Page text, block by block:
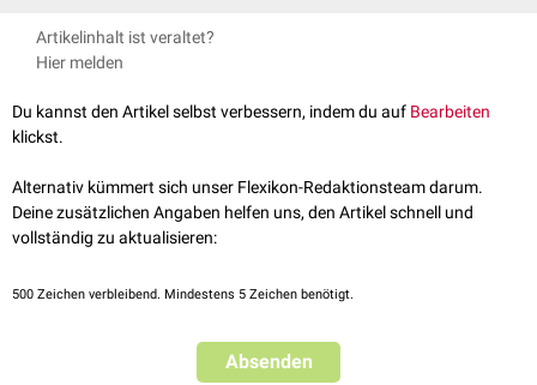
vermeiden kann. Die Methode setzt allerdings voraus, dass der
Behandler ausreichende Erfahrung in der Interpretation des
punktierten Region richtig identifiziert. Typische Anwendungsbgebiete
sind z.B. die Anlage eines
Out-of-Plane-Technik
Artikelinhalt ist veraltet?
Hier melden
Du kannst den Artikel selbst verbessern, indem du auf Bearbeiten
klickst.
Alternativ kümmert sich unser Flexikon-Redaktionsteam darum.
Deine zusätzlichen Angaben helfen uns, den Artikel schnell und
vollständig zu aktualisieren:
500 Zeichen verbleibend. Mindestens 5 Zeichen benötigt.
Absenden